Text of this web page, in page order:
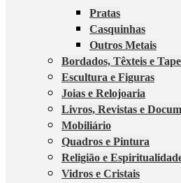
Pratas
Casquinhas
Outros Metais
Bordados, Têxteis e
Escultura e Figuras
Joias e Relojoaria
Livros, Revistas e
Mobiliário
Quadros e Pintura
Religião e
Vidros e Cristais